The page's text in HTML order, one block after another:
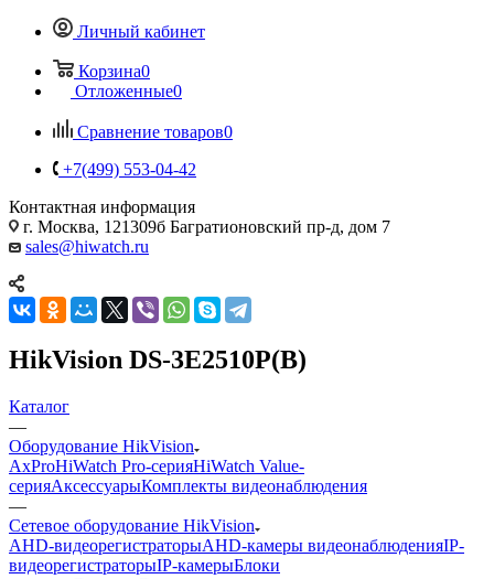
Личный кабинет
Корзина0
Отложенные0
Сравнение товаров0
+7(499) 553-04-42
Контактная информация
г. Москва, 121309б Багратионовский пр-д, дом 7
sales@hiwatch.ru
HikVision DS-3E2510P(B)
Каталог
—
Оборудование HikVision
AxProHiWatch Pro-серияHiWatch Value-
серияАксессуарыКомплекты видеонаблюдения
—
Сетевое оборудование HikVision
AHD-видеорегистраторыAHD-камеры видеонаблюденияIP-
видеорегистраторыIP-камерыБлоки